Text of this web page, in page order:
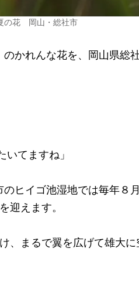
の花 岡山・総社市
かれんな花を、岡山県総
いてますね」
ヒイゴ池湿地では毎年８
迎えます。
、まるで翼を広げて雄大に